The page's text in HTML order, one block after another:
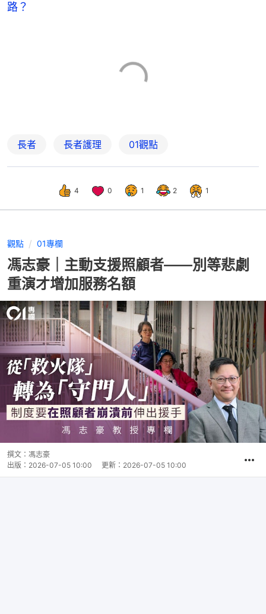
路？
長者 長者護理 01觀點
4 0 1 2 1
觀點 01專欄
馮志豪｜主動支援照顧者——別等悲劇
重演才增加服務名額
撰文： 馮志豪
出版： 2026-07-05 10:00 更新： 2026-07-05 10:00